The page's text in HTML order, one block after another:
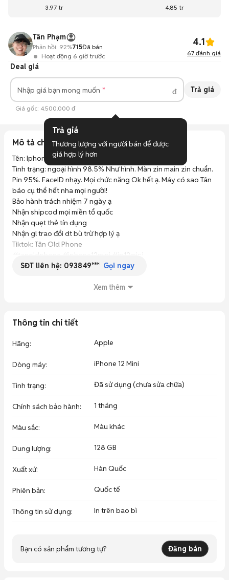
3.97 tr 4.85 tr
Tân Phạm
Hoạt động 6 giờ trước
Phản hồi: 92%715Đã bán 4.1
67 đánh giá
Deal giá
Nhập giá bạn mong muốn đ Trả giá
Giá gốc: 4.500.000 đ
Mô tả chi tiết
Tên: Iphone 12 Mini Xanh đen 128gb QT Hàn
Tình trạng: ngoại hình 98.5% Như hình. Màn zin main zin chuẩn.
Pin 95%. FaceID nhạy. Mọi chức năng Ok hết ạ. Máy có sao Tân
báo cụ thể hết nha mọi người!
Bảo hành trách nhiệm 7 ngày ạ
Nhận shipcod mọi miền tổ quốc
Nhận quẹt thẻ tín dụng
Nhận gl trao đổi dt bù trừ hợp lý ạ
Tiktok: Tân Old Phone
#tanoldphone #iphone12mini #ip12mini
SĐT liên hệ: 093849*** Gọi ngay
Xem thêm
Thông tin chi tiết
Hãng: Apple
Dòng máy: iPhone 12 Mini
Tình trạng: Đã sử dụng (chưa sửa chữa)
Chính sách bảo hành: 1 tháng
Màu sắc: Màu khác
Dung lượng: 128 GB
Xuất xứ: Hàn Quốc
Phiên bản: Quốc tế
Thông tin sử dụng: In trên bao bì
Bạn có sản phẩm tương tự? Đăng bán
Trả giá
Thương lượng với người bán để được
giá hợp lý hơn